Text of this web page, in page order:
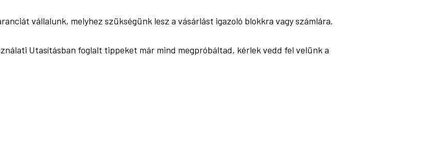
vállalunk, melyhez szükségünk lesz a vásárlást igazoló blokkra vagy számlára.
Utasításban foglalt tippeket már mind megpróbáltad, kérlek vedd fel velünk a